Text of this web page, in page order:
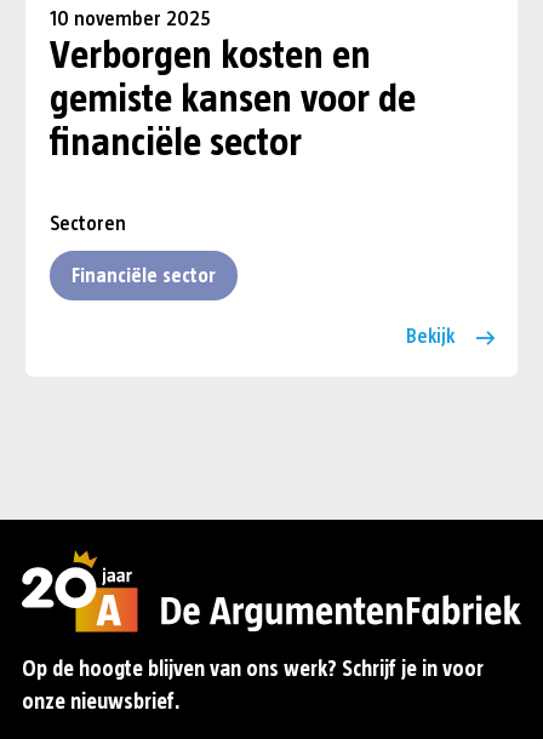
10 november 2025
Verborgen kosten en
gemiste kansen voor de
financiële sector
Sectoren
Financiële sector
Bekijk
Op de hoogte blijven van ons werk? Schrijf je in voor
onze nieuwsbrief.